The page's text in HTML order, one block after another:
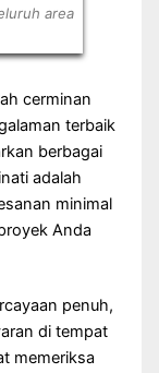
area
cerminan
terbaik
berbagai
adalah
minimal
Anda
penuh,
di tempat
memeriksa